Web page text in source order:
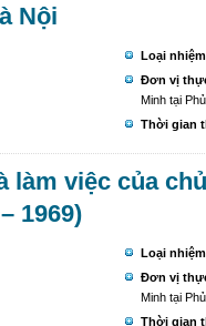
Nội
Loại
Đơn vị
Minh tại
Thời gian
việc của
1969)
Loại
Đơn vị
Minh tại
Thời gian